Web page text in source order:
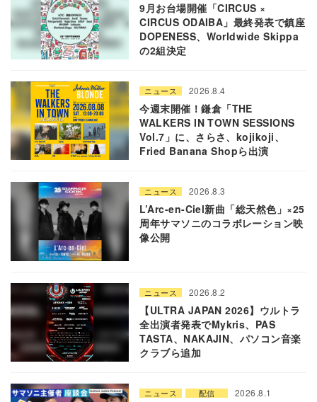
9月お台場開催「CIRCUS ×
CIRCUS ODAIBA」最終発表で鎮座
DOPENESS、Worldwide Skippa
の2組決定
ニュース 2026.8.4
今週末開催！鎌倉「THE
WALKERS IN TOWN SESSIONS
Vol.7」に、さらさ、kojikoji、
Fried Banana Shopら出演
ニュース 2026.8.3
L’Arc-en-Ciel新曲「総天然色」×25
周年サマソニのコラボレーション映
像公開
ニュース 2026.8.2
【ULTRA JAPAN 2026】ウルトラ
全出演者発表でMykris、PAS
TASTA、NAKAJIN、パソコン音楽
クラブら追加
ニュース 配信 2026.8.1